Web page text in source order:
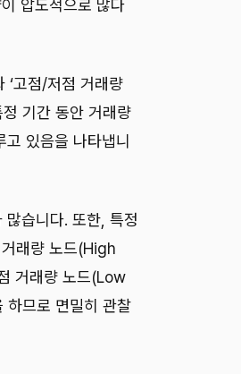
압도적으로 많다
‘고점/저점 거래량
기간 동안 거래량
있음을 나타냅니
습니다. 또한, 특정
래량 노드(High
거래량 노드(Low
므로 면밀히 관찰